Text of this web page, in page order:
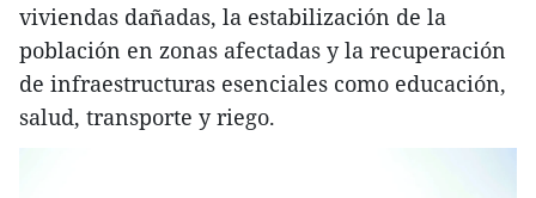
viviendas dañadas, la estabilización de la
población en zonas afectadas y la recuperación
de infraestructuras esenciales como educación,
salud, transporte y riego.